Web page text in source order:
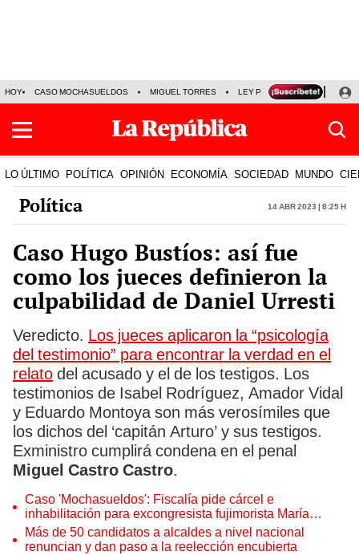
HOY CASO MOCHASUELDOS MIGUEL TORRES LEY PULPÍN PRECIO DEL
LO ÚLTIMO POLÍTICA OPINIÓN ECONOMÍA SOCIEDAD MUNDO
Política 14 Abr 2023 | 8:25 h
Caso Hugo Bustíos: así fue
como los jueces definieron la
culpabilidad de Daniel Urresti
Veredicto. Los jueces aplicaron la “psicología
del testimonio” para encontrar la verdad en el
relato del acusado y el de los testigos. Los
testimonios de Isabel Rodríguez, Amador Vidal
y Eduardo Montoya son más verosímiles que
los dichos del ‘capitán Arturo’ y sus testigos.
Exministro cumplirá condena en el penal
Miguel Castro Castro.
Caso 'Mochasueldos': Fiscalía pide cárcel e
inhabilitación para excongresista fujimorista María
Cordero Jon Tay
Más de 50 candidatos a alcaldes a nivel nacional
renuncian y dan paso a la reelección encubierta